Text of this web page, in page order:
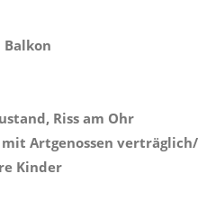
Riss am Ohr
mit Artgenossen
Kinder